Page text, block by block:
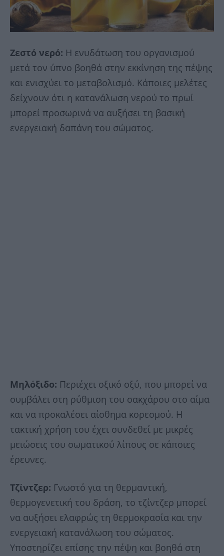
Ζεστό νερό: Η ενυδάτωση του οργανισμού
μετά τον ύπνο βοηθά στην εκκίνηση της πέψης
και ενισχύει το μεταβολισμό. Κάποιες μελέτες
δείχνουν ότι η κατανάλωση νερού το πρωί
μπορεί προσωρινά να αυξήσει τη βασική
ενεργειακή δαπάνη του σώματος.
Μηλόξιδο: Περιέχει οξικό οξύ, που μπορεί να
συμβάλει στη ρύθμιση του σακχάρου στο αίμα
και να προκαλέσει αίσθημα κορεσμού. Η
τακτική χρήση του έχει συνδεθεί με μικρές
μειώσεις του σωματικού λίπους σε κάποιες
έρευνες.
Τζίντζερ: Γνωστό για τη θερμαντική,
θερμογενετική του δράση, το τζίντζερ μπορεί
να αυξήσει ελαφρώς τη θερμοκρασία και την
ενεργειακή κατανάλωση του σώματος.
Υποστηρίζει επίσης την πέψη και βοηθά στη